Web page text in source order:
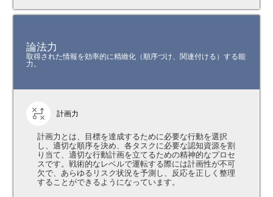
論法力
取得された情報を効率的に精緻化（順序づけ、関連付ける）する能
力。
計画力
計画力とは、目標を達成するために必要な行動を選択
し、適切な順序を決め、各タスクに必要な認知資源を割
り当て、適切な行動計画を立てるための精神的なプロセ
スです。戦術的なレベルで運転する際には計画性が不可
欠で、あらゆるリスク状況を予測し、反応を正しく整理
することができるようになっています。